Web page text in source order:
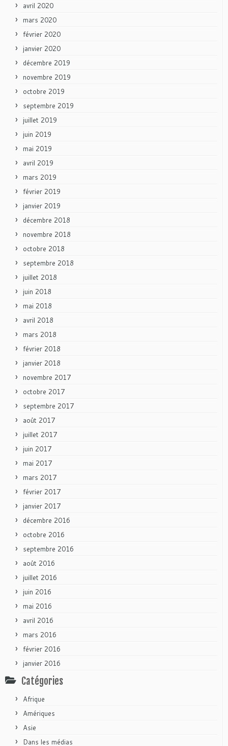
avril 2020
mars 2020
février 2020
janvier 2020
décembre 2019
novembre 2019
octobre 2019
septembre 2019
juillet 2019
juin 2019
mai 2019
avril 2019
mars 2019
février 2019
janvier 2019
décembre 2018
novembre 2018
octobre 2018
septembre 2018
juillet 2018
juin 2018
mai 2018
avril 2018
mars 2018
février 2018
janvier 2018
novembre 2017
octobre 2017
septembre 2017
août 2017
juillet 2017
juin 2017
mai 2017
mars 2017
février 2017
janvier 2017
décembre 2016
octobre 2016
septembre 2016
août 2016
juillet 2016
juin 2016
mai 2016
avril 2016
mars 2016
février 2016
janvier 2016
Catégories
Afrique
Amériques
Asie
Dans les médias